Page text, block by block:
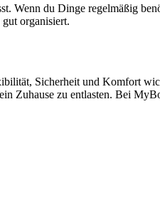
Wenn du Dinge regelmäßig
organisiert.
Sicherheit und Komfort
Zuhause zu entlasten. Bei